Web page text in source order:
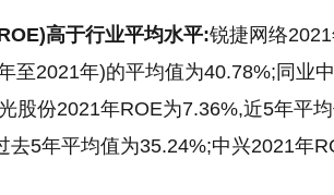
高于行业平均水平:锐捷网络
至2021年)的平均值为40.78%;同业
股份2021年ROE为7.36%,近5年平
去5年平均值为35.24%;中兴2021年